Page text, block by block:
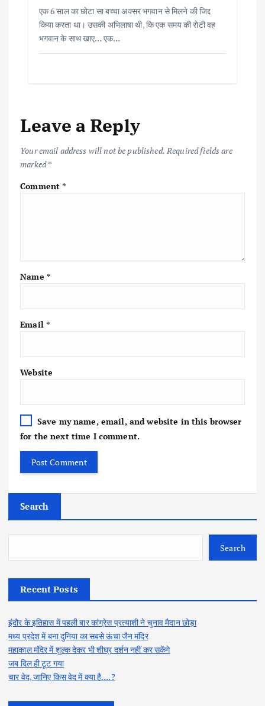
एक 6 साल का छोटा सा बच्चा अक्सर भगवान से मिलने की जिद्द
किया करता था। उसकी अभिलाषा थी, कि एक समय की रोटी वह
भगवान के साथ खाए… एक…
Leave a Reply
Your email address will not be published. Required fields are
marked*
Comment*
Name *
Email *
Website
Save my name, email, and website in this browser
for the next time I comment.
Search
Search
Recent Posts
इंदौर के इतिहास में पहली बार कांग्रेस प्रत्याशी ने चुनाव मैदान छोड़ा
मध्य प्रदेश में बना दुनिया का सबसे ऊंचा जैन मंदिर
महाकाल मंदिर में शुल्क देकर भी शीघ्र दर्शन नहीं कर सकेंगे
जब दिल ही टूट गया
चार वेद, जानिए किस वेद में क्या है….?